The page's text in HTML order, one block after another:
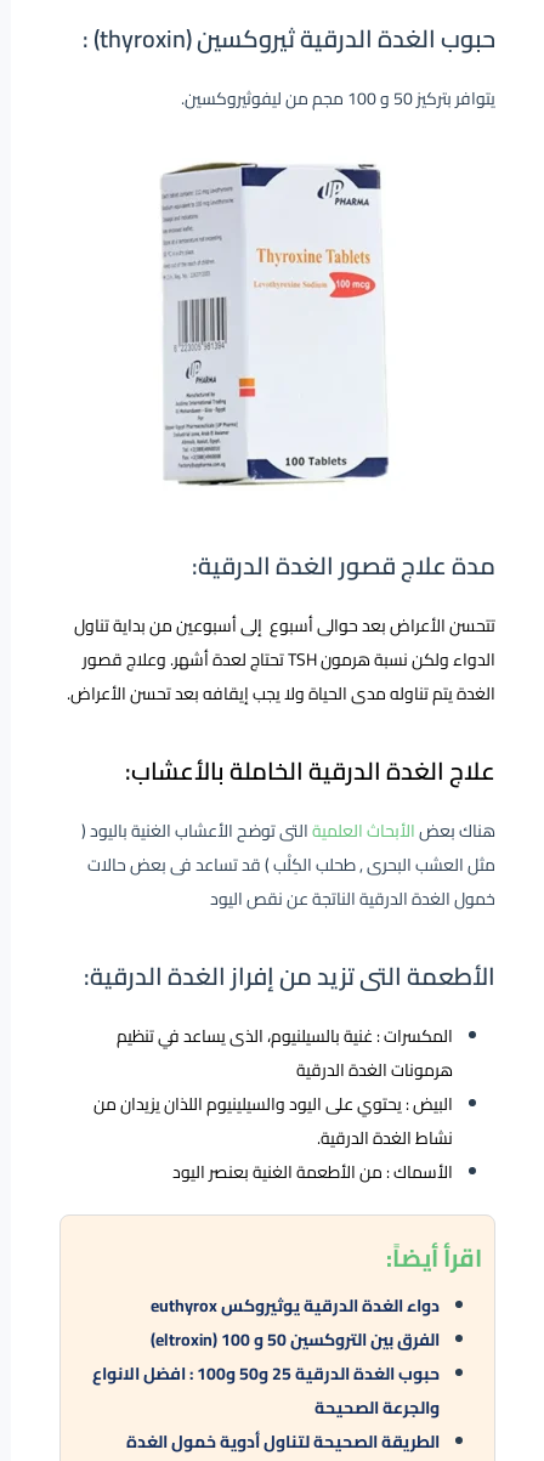
حبوب الغدة الدرقية ثيروكسين (thyroxin) :
يتوافر بتركيز 50 و 100 مجم من ليفوثيروكسين.
مدة علاج قصور الغدة الدرقية:
تتحسن الأعراض بعد حوالى أسبوع إلى أسبوعين من بداية تناول
الدواء ولكن نسبة هرمون TSH تحتاج لعدة أشهر.
وعلاج قصور
الغدة يتم تناوله مدى الحياة ولا يجب إيقافه بعد تحسن الأعراض.
علاج الغدة الدرقية الخاملة بالأعشاب:
هناك بعضالأبحاث العلميةالتى توضح الأعشاب الغنية باليود (
مثل العشب البحرى , طحلب الكِلْب ) قد تساعد فى بعض حالات
خمول الغدة الدرقية الناتجة عن نقص اليود
الأطعمة التى تزيد من إفراز الغدة الدرقية:
المكسرات : غنية بالسيلنيوم، الذى يساعد في تنظيم
هرمونات الغدة الدرقية
البيض : يحتوي على اليود والسيلينيوم اللذان يزيدان من
نشاط الغدة الدرقية.
الأسماك : من الأطعمة الغنية بعنصر اليود
اقرأ أيضاً:
دواء الغدة الدرقية يوثيروكس euthyrox
الفرق بين التروكسين 50 و 100 (eltroxin)
حبوب الغدة الدرقية 25 و50 و100 : افضل الانواع
والجرعة الصحيحة
الطريقة الصحيحة لتناول أدوية خمول الغدة